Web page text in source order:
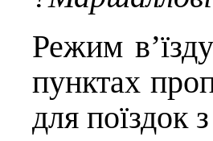
Режим
пунктах
для поїздок